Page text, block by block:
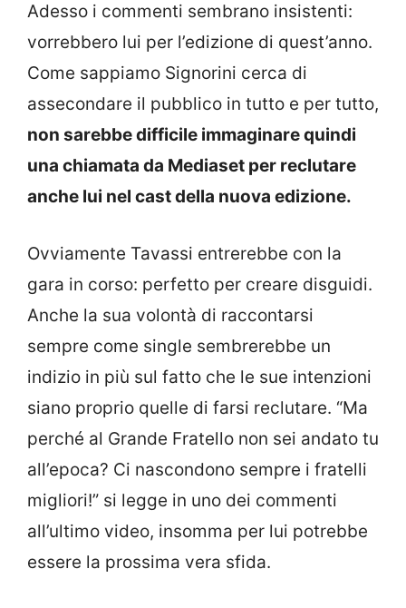
Adesso i commenti sembrano insistenti:
vorrebbero lui per l’edizione di quest’anno.
Come sappiamo Signorini cerca di
assecondare il pubblico in tutto e per tutto,
non sarebbe difficile immaginare quindi
una chiamata da Mediaset per reclutare
anche lui nel cast della nuova edizione.
Ovviamente Tavassi entrerebbe con la
gara in corso: perfetto per creare disguidi.
Anche la sua volontà di raccontarsi
sempre come single sembrerebbe un
indizio in più sul fatto che le sue intenzioni
siano proprio quelle di farsi reclutare. “Ma
perché al Grande Fratello non sei andato tu
all’epoca? Ci nascondono sempre i fratelli
migliori!” si legge in uno dei commenti
all’ultimo video, insomma per lui potrebbe
essere la prossima vera sfida.